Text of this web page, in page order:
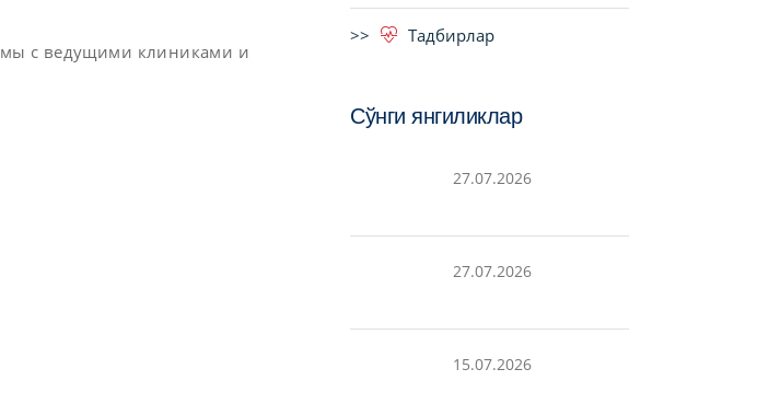
с ведущими клиниками и
Тадбирлар
Сўнги янгиликлар
27.07.2026
27.07.2026
15.07.2026